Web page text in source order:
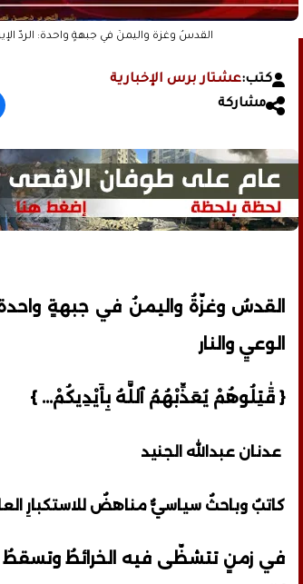
القدسُ وغزّةُ واليمنُ في جبهةٍ واحدة: الردُّ
كتب:عشتار برس الإخبارية
مشاركة
القدسُ وغزّةُ واليمنُ في جبهةٍ
الوعيِ والنار
{ قَٰتِلُوهُمْ يُعَذِّبْهُمُ ٱللَّهُ بِأَيْدِيكُمْ... }
عدنان عبدالله الجنيد
كاتبٌ وباحثٌ سياسيٌّ مناهضٌ للاستكبارِ
في زمنٍ تتشظّى فيه الخرائطُ وتسقطُ